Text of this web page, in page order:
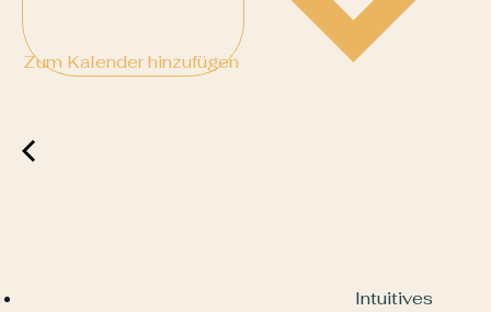
Zum Kalender hinzufügen
Intuitives